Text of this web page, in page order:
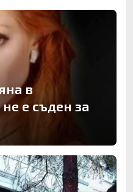
в
е съден за